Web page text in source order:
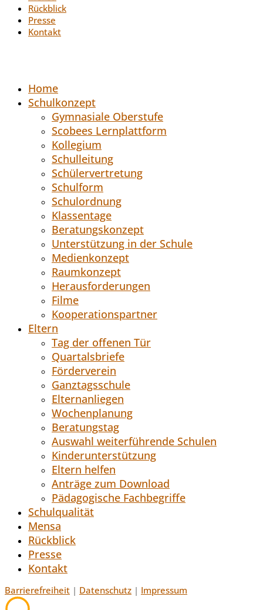
Rückblick
Presse
Kontakt
Home
Schulkonzept
Gymnasiale Oberstufe
Scobees Lernplattform
Kollegium
Schulleitung
Schülervertretung
Schulform
Schulordnung
Klassentage
Beratungskonzept
Unterstützung in der Schule
Medienkonzept
Raumkonzept
Herausforderungen
Filme
Kooperationspartner
Eltern
Tag der offenen Tür
Quartalsbriefe
Förderverein
Ganztagsschule
Elternanliegen
Wochenplanung
Beratungstag
Auswahl weiterführende Schulen
Kinderunterstützung
Eltern helfen
Anträge zum Download
Pädagogische Fachbegriffe
Schulqualität
Mensa
Rückblick
Presse
Kontakt
Barrierefreiheit | Datenschutz | Impressum